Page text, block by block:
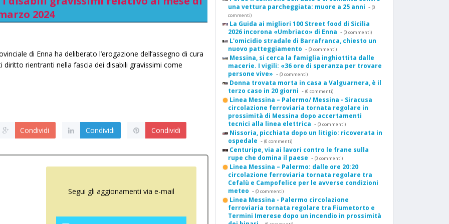
2024
di Enna ha deliberato l’erogazione dell’assegno di cura
rientranti nella fascia dei disabili gravissimi come
Condividi Condividi Condividi
Segui gli aggionamenti via e-mail
una vettura parcheggiata: muore a 25 anni - (0
commenti)
La Guida ai migliori 100 Street food di Sicilia
2026 incorona «Umbriaco» di Enna - (0 commenti)
L'omicidio stradale di Barrafranca, chiesto un
nuovo patteggiamento - (0 commenti)
Messina, si cerca la famiglia inghiottita dalle
macerie. I vigili: «36 ore di speranza per trovare
persone vive» - (0 commenti)
Donna trovata morta in casa a Valguarnera, è il
terzo caso in 20 giorni - (0 commenti)
Linea Messina – Palermo/ Messina - Siracusa
circolazione ferroviaria tornata regolare in
prossimità di Messina dopo accertamenti
tecnici alla linea elettrica - (0 commenti)
Nissoria, picchiata dopo un litigio: ricoverata in
ospedale - (0 commenti)
Centuripe, via ai lavori contro le frane sulla
rupe che domina il paese - (0 commenti)
Linea Messina – Palermo: dalle ore 20:20
circolazione ferroviaria tornata regolare tra
Cefalù e Campofelice per le avverse condizioni
meteo - (0 commenti)
Linea Messina - Palermo circolazione
ferroviaria tornata regolare tra Fiumetorto e
Termini Imerese dopo un incendio in prossimità